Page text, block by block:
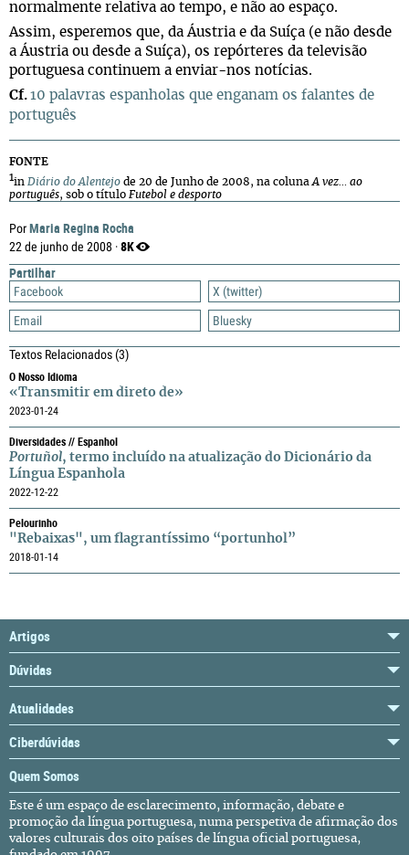
PorMaria Regina Rocha
22 de junho de 2008 ·8K
Partilhar
Facebook
X (twitter)
Email
Bluesky
Textos Relacionados(3)
O Nosso Idioma
«Transmitir em direto de»
2023-01-24
Diversidades // Espanhol
Portuñol, termo incluído na atualização do Dicionário da
Língua Espanhola
2022-12-22
Pelourinho
"Rebaixas", um flagrantíssimo “portunhol”
2018-01-14
normalmente relativa ao tempo, e não ao espaço.
Assim, esperemos que, da Áustria e da Suíça (e não desde
a Áustria ou desde a Suíça), os repórteres da televisão
portuguesa continuem a enviar-nos notícias.
Cf. 10 palavras espanholas que enganam os falantes de
português
FONTE
1in Diário do Alentejo de 20 de Junho de 2008, na coluna A vez… ao
português, sob o título Futebol e desporto
Artigos
Dúvidas
Atualidades
Ciberdúvidas
Quem Somos
Este é um espaço de esclarecimento, informação, debate e
promoção da língua portuguesa, numa perspetiva de afirmação dos
valores culturais dos oito países de língua oficial portuguesa,